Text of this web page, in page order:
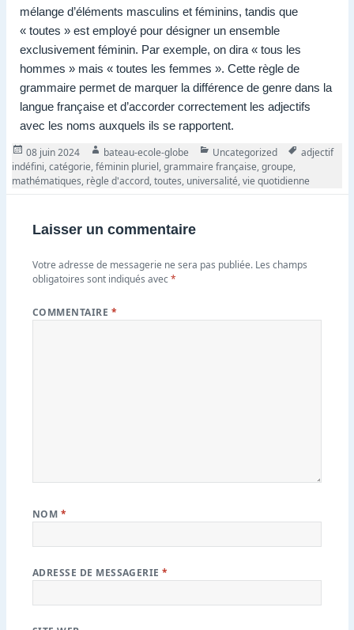
mélange d’éléments masculins et féminins, tandis que
« toutes » est employé pour désigner un ensemble
exclusivement féminin. Par exemple, on dira « tous les
hommes » mais « toutes les femmes ». Cette règle de
grammaire permet de marquer la différence de genre dans la
langue française et d’accorder correctement les adjectifs
avec les noms auxquels ils se rapportent.
Publié
le
08 juin 2024 Auteur
bateau-ecole-globe Catégories
Uncategorized Tags
adjectif
indéfini,catégorie,féminin pluriel,grammaire française,groupe,
mathématiques, règle d'accord,toutes, universalité,vie quotidienne
Laisser un commentaire
Votre adresse de messagerie ne sera pas publiée. Les champs
obligatoires sont indiqués avec*
COMMENTAIRE *
NOM *
ADRESSE DE MESSAGERIE*